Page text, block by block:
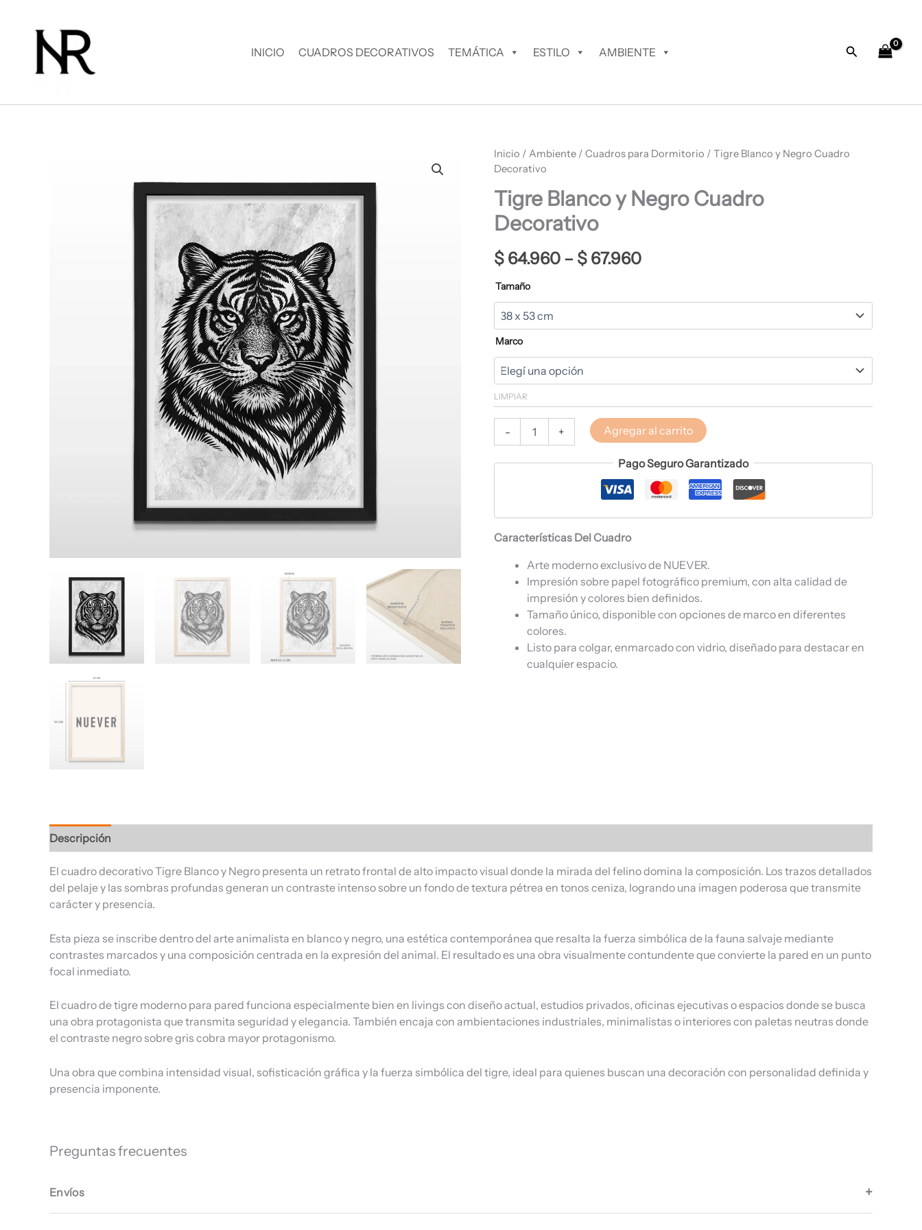
contenido
INICIO
CUADROS DECORATIVOS TEMÁTICA ESTILO AMBIENTE Buscar
Inicio / Ambiente / Cuadros para Dormitorio / Tigre Blanco y Negro Cuadro
Decorativo
Tigre Blanco y Negro Cuadro
Decorativo
$ 64.960 – $ 67.960
Rango
precios:
$ 64.960
$ 67.960
Tamaño
Marco
LIMPIAR
-
Tigre
Blanco
Negro
Cuadro
Decorativo
cantidad
+ Agregar al carrito
Pago Seguro Garantizado
Características Del Cuadro
Arte moderno exclusivo de NUEVER.
Impresión sobre papel fotográfico premium, con alta calidad de
impresión y colores bien definidos.
Tamaño único, disponible con opciones de marco en diferentes
colores.
Listo para colgar, enmarcado con vidrio, diseñado para destacar en
cualquier espacio.
Descripción
El cuadro decorativo Tigre Blanco y Negro presenta un retrato frontal de alto impacto visual donde la mirada del felino domina la composición. Los trazos detallados
del pelaje y las sombras profundas generan un contraste intenso sobre un fondo de textura pétrea en tonos ceniza, logrando una imagen poderosa que transmite
carácter y presencia.
Esta pieza se inscribe dentro del arte animalista en blanco y negro, una estética contemporánea que resalta la fuerza simbólica de la fauna salvaje mediante
contrastes marcados y una composición centrada en la expresión del animal. El resultado es una obra visualmente contundente que convierte la pared en un punto
focal inmediato.
El cuadro de tigre moderno para pared funciona especialmente bien en livings con diseño actual, estudios privados, oficinas ejecutivas o espacios donde se busca
una obra protagonista que transmita seguridad y elegancia. También encaja con ambientaciones industriales, minimalistas o interiores con paletas neutras donde
el contraste negro sobre gris cobra mayor protagonismo.
Una obra que combina intensidad visual, sofisticación gráfica y la fuerza simbólica del tigre, ideal para quienes buscan una decoración con personalidad definida y
presencia imponente.
Preguntas frecuentes
Envíos